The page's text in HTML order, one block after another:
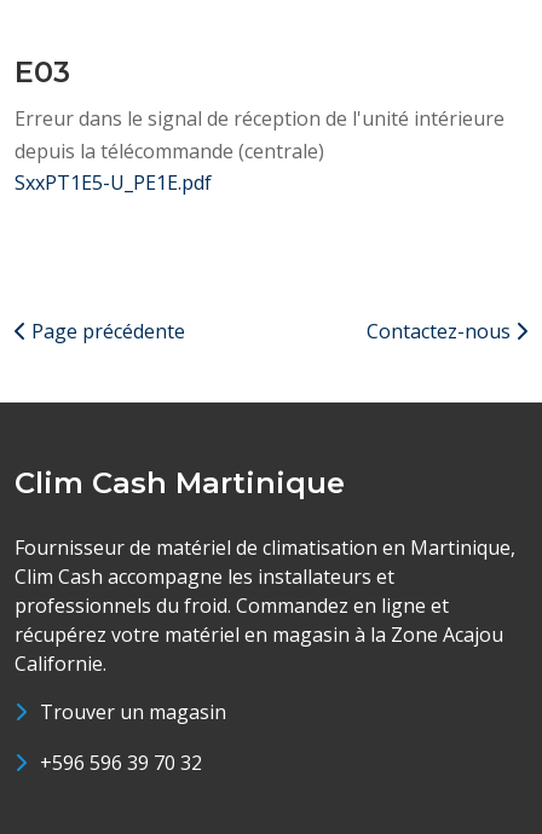
E03
Erreur dans le signal de réception de l'unité intérieure
depuis la télécommande (centrale)
SxxPT1E5-U_PE1E.pdf
Page précédente Contactez-nous
Clim Cash Martinique
Fournisseur de matériel de climatisation en Martinique,
Clim Cash accompagne les installateurs et
professionnels du froid. Commandez en ligne et
récupérez votre matériel en magasin à la Zone Acajou
Californie.
Trouver un magasin
+596 596 39 70 32